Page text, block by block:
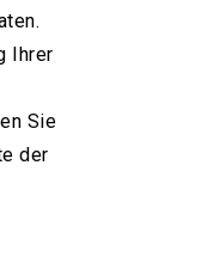
Ihrer
Sie
der